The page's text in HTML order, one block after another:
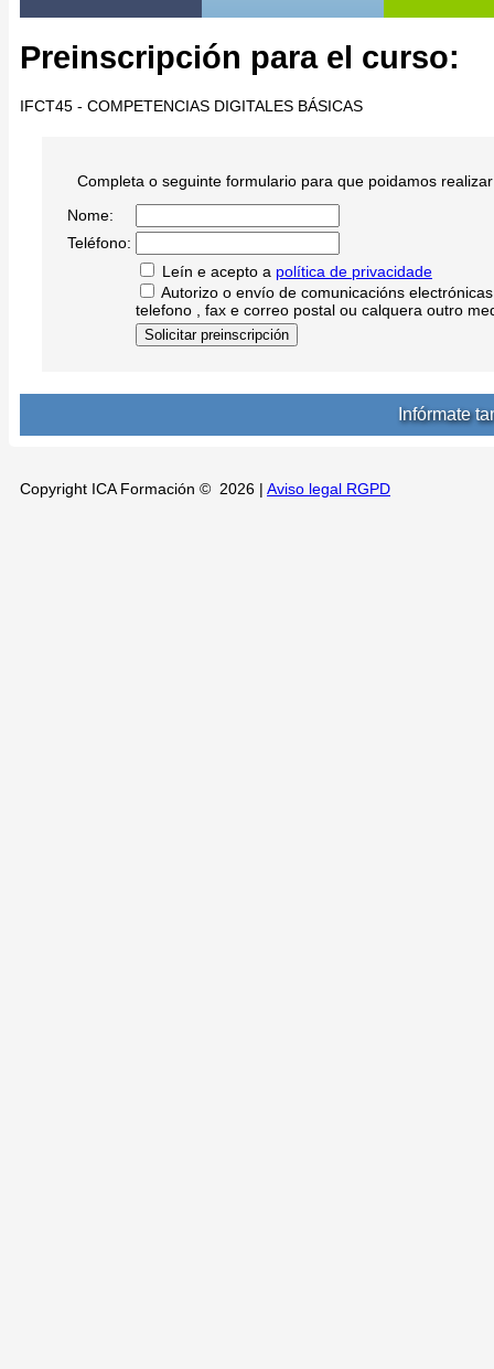
Preinscripción para el curso:
IFCT45 - COMPETENCIAS DIGITALES BÁSICAS
Completa o seguinte formulario para que poidamos
Nome:
Teléfono:
Leín e acepto a política de privacidade
Autorizo o envío de comunicacións
telefono , fax e correo postal ou calquera outro
Infórmate
Copyright ICA Formación © 2026 | Aviso legal RGPD